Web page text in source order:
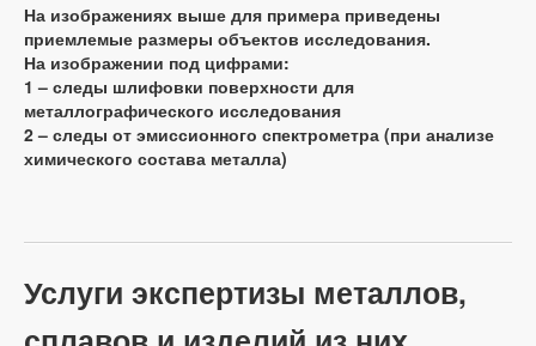
На изображениях выше для примера приведены
приемлемые размеры объектов исследования.
На изображении под цифрами:
1 – следы шлифовки поверхности для
металлографического исследования
2 – следы от эмиссионного спектрометра (при анализе
химического состава металла)
Услуги экспертизы металлов,